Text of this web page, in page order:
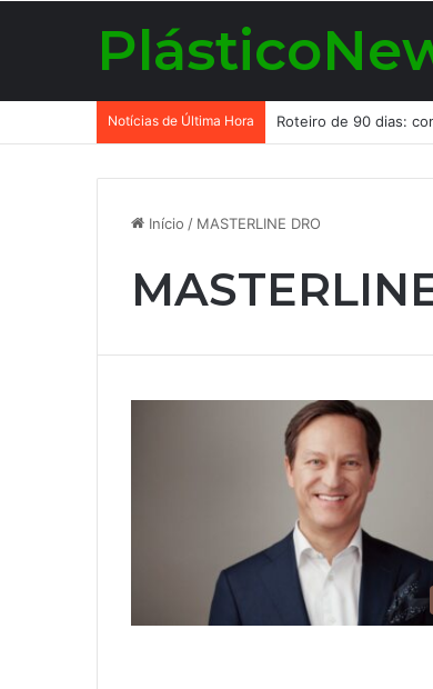
Notícias de Última Hora
Início / MASTERLINE DRO